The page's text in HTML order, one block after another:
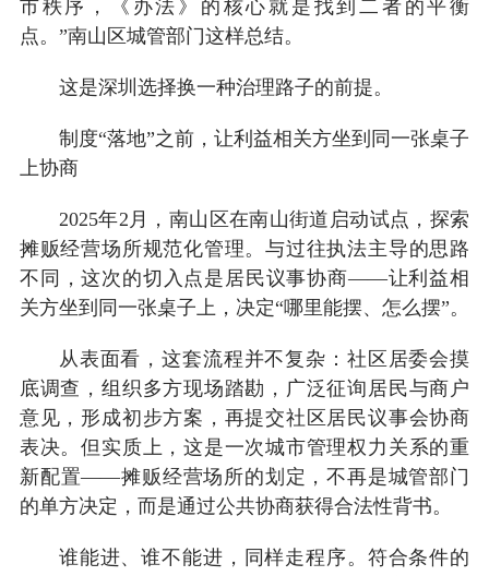
市秩序，《办法》的核心就是找到二者的平衡
点。”南山区城管部门这样总结。
这是深圳选择换一种治理路子的前提。
制度“落地”之前，让利益相关方坐到同一张桌子
上协商
2025年2月，南山区在南山街道启动试点，探索
摊贩经营场所规范化管理。与过往执法主导的思路
不同，这次的切入点是居民议事协商——让利益相
关方坐到同一张桌子上，决定“哪里能摆、怎么摆”。
从表面看，这套流程并不复杂：社区居委会摸
底调查，组织多方现场踏勘，广泛征询居民与商户
意见，形成初步方案，再提交社区居民议事会协商
表决。但实质上，这是一次城市管理权力关系的重
新配置——摊贩经营场所的划定，不再是城管部门
的单方决定，而是通过公共协商获得合法性背书。
谁能进、谁不能进，同样走程序。符合条件的